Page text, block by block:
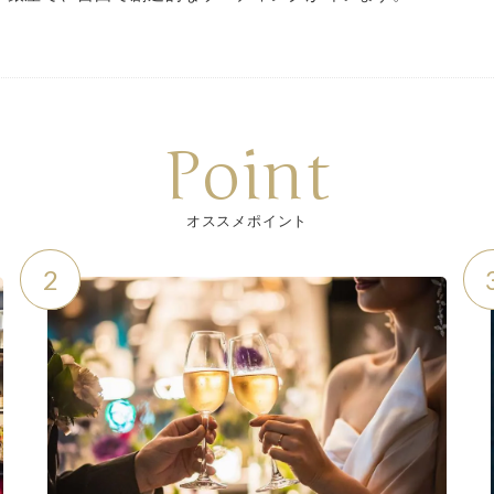
Point
オススメポイント
2